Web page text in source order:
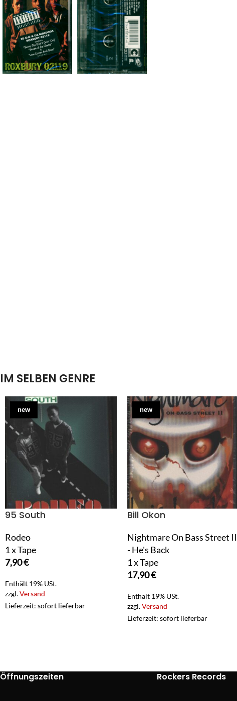
IM SELBEN GENRE
new
95 South
Rodeo
1 x Tape
7,90€
Enthält 19% USt.
zzgl.Versand
Lieferzeit: sofort lieferbar
new
Bill Okon
Nightmare On Bass Street II
- He's Back
1 x Tape
17,90€
Enthält 19% USt.
zzgl.Versand
Lieferzeit: sofort lieferbar
Öffnungszeiten Rockers Records